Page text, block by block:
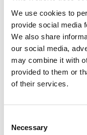
We use cookies to
provide social media
We also share
our social media,
may combine it with
provided to them or
of their services.
Selection
Necessary
Leveringstid er 5-6 dag(e)
Model/varenr.:
28,33 DKK
Læg i kurv